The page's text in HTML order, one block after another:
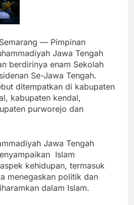
— Pimpinan
Jawa Tengah
berdirinya enam Sekolah
Se-Jawa Tengah.
ditempatkan di kabupaten
kabupaten kendal,
purworejo dan
Jawa Tengah
Islam
kehidupan, termasuk
menegaskan politik dan
dalam Islam.